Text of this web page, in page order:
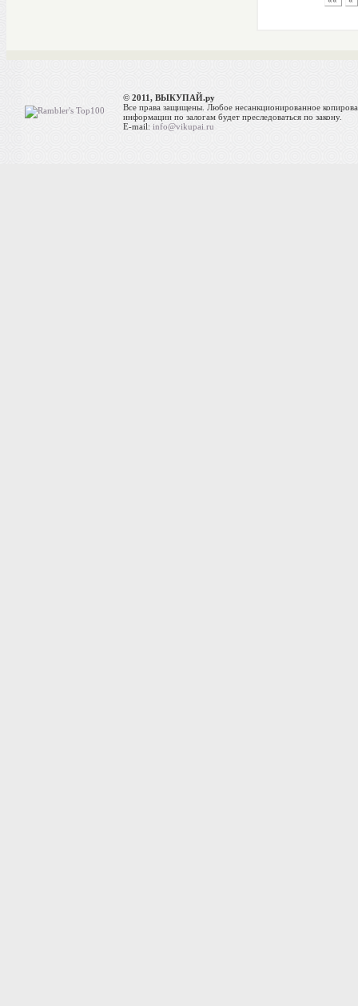
© 2011, ВЫКУПАЙ.ру
Все права защищены. Любое несанкционированное
информации по залогам будет преследоваться по закону.
E-mail:info@vikupai.ru